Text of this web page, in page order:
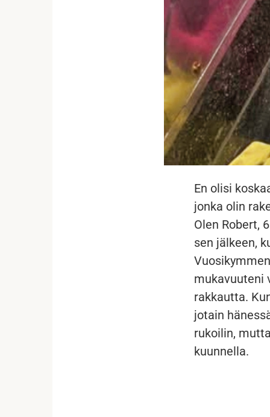
En olisi
jonka olin
Olen Robert,
sen jälkeen,
mukavuuteni
rakkautta.
jotain
rukoilin,
kuunnella.